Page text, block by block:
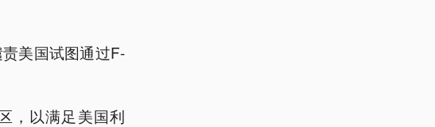
美国试图通过F-
，以满足美国利